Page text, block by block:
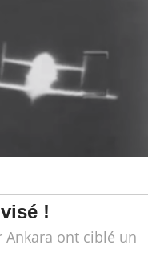
!
Ankara ont ciblé un